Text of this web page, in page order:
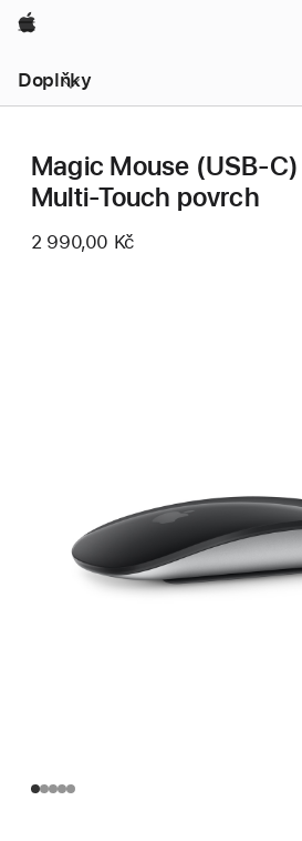
Apple
Doplňky
navigace
–
nabídku
Magic Mouse
Multi-Touch povrch
2 990,00 Kč